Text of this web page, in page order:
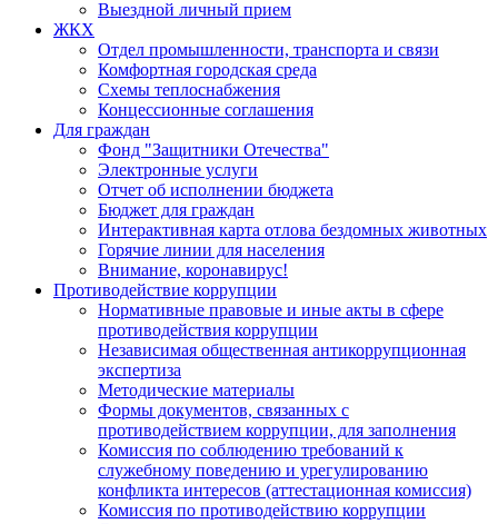
Выездной личный прием
ЖКХ
Отдел промышленности, транспорта и связи
Комфортная городская среда
Схемы теплоснабжения
Концессионные соглашения
Для граждан
Фонд "Защитники Отечества"
Электронные услуги
Отчет об исполнении бюджета
Бюджет для граждан
Интерактивная карта отлова бездомных животных
Горячие линии для населения
Внимание, коронавирус!
Противодействие коррупции
Нормативные правовые и иные акты в сфере
противодействия коррупции
Независимая общественная антикоррупционная
экспертиза
Методические материалы
Формы документов, связанных с
противодействием коррупции, для заполнения
Комиссия по соблюдению требований к
служебному поведению и урегулированию
конфликта интересов (аттестационная комиссия)
Комиссия по противодействию коррупции